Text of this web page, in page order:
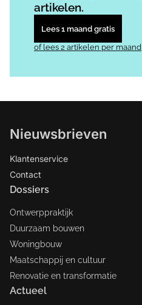
artikelen.
Lees 1 maand gratis
of lees 2 artikelen per maand
Nieuwsbrieven
Klantenservice
Contact
Dossiers
Ontwerppraktijk
Duurzaam bouwen
Woningbouw
Maatschappij en cultuur
Renovatie en transformatie
Actueel